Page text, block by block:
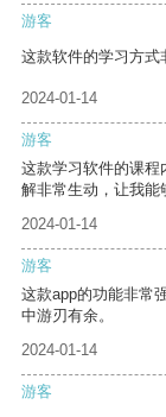
游客
这款软件的学习方式
2024-01-14
游客
这款学习软件的课程
解非常生动，让我能
2024-01-14
游客
这款app的功能非常
中游刃有余。
2024-01-14
游客